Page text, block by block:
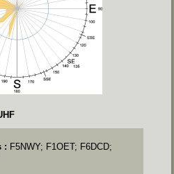
: F5NWY; F1OET; F6DCD;